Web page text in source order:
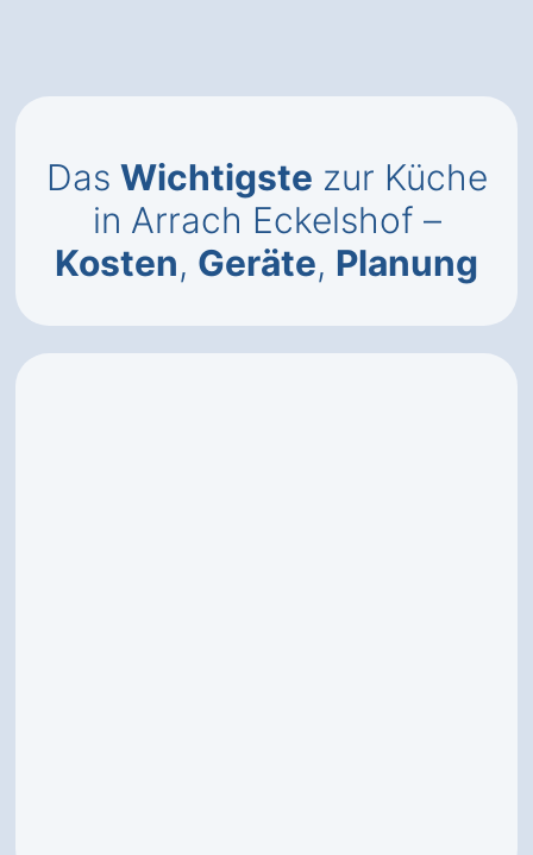
Das Wichtigste zur Küche
in Arrach Eckelshof –
Kosten, Geräte, Planung